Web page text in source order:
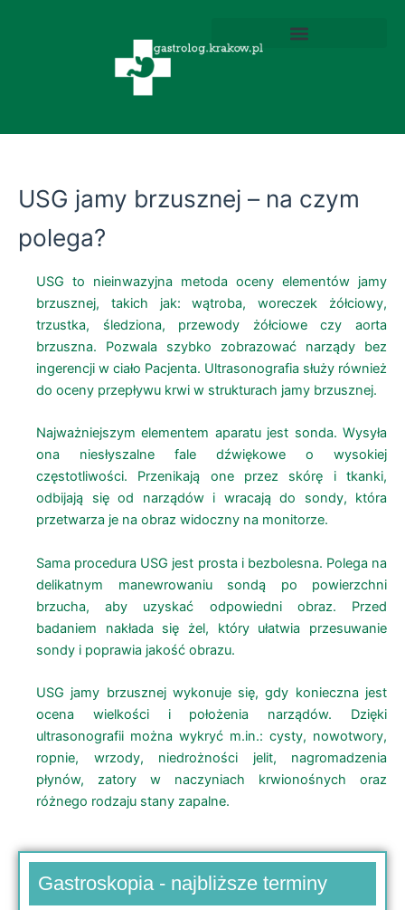
USG jamy brzusznej – na czym
polega?
USG to nieinwazyjna metoda oceny elementów jamy
brzusznej, takich jak: wątroba, woreczek żółciowy,
trzustka, śledziona, przewody żółciowe czy aorta
brzuszna. Pozwala szybko zobrazować narządy bez
ingerencji w ciało Pacjenta. Ultrasonografia służy również
do oceny przepływu krwi w strukturach jamy brzusznej.
Najważniejszym elementem aparatu jest sonda. Wysyła
ona niesłyszalne fale dźwiękowe o wysokiej
częstotliwości. Przenikają one przez skórę i tkanki,
odbijają się od narządów i wracają do sondy, która
przetwarza je na obraz widoczny na monitorze.
Sama procedura USG jest prosta i bezbolesna. Polega na
delikatnym manewrowaniu sondą po powierzchni
brzucha, aby uzyskać odpowiedni obraz. Przed
badaniem nakłada się żel, który ułatwia przesuwanie
sondy i poprawia jakość obrazu.
USG jamy brzusznej wykonuje się, gdy konieczna jest
ocena wielkości i położenia narządów. Dzięki
ultrasonografii można wykryć m.in.: cysty, nowotwory,
ropnie, wrzody, niedrożności jelit, nagromadzenia
płynów, zatory w naczyniach krwionośnych oraz
różnego rodzaju stany zapalne.
Gastroskopia - najbliższe terminy